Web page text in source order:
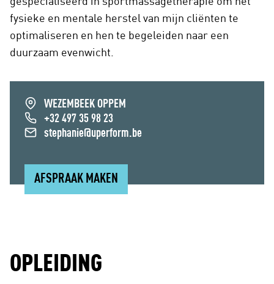
fysieke en mentale herstel van mijn cliënten te
optimaliseren en hen te begeleiden naar een
duurzaam evenwicht.
WEZEMBEEK OPPEM
+32 497 35 98 23
stephanie@uperform.be
AFSPRAAK MAKEN
OPLEIDING